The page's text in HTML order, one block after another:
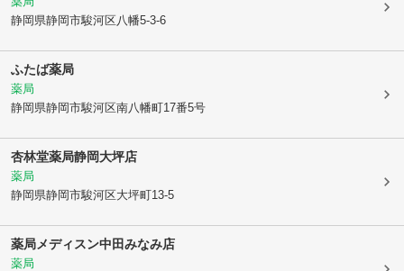
静岡県静岡市駿河区 八幡5-3-6
ふたば薬局
薬局
静岡県静岡市駿河区南八幡町17番5号
杏林堂薬局静岡大坪店
薬局
静岡県静岡市駿河区大坪町13-5
薬局メディスン中田みなみ店
薬局